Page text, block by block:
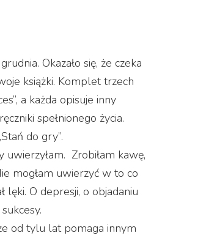
Okazało się, że czeka
książki. Komplet trzech
a każda opisuje inny
spełnionego życia.
do gry”.
Zrobiłam kawę,
mogłam uwierzyć w to co
lęki. O depresji, o objadaniu
od tylu lat pomaga innym